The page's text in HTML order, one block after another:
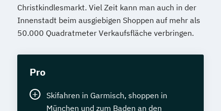
Christkindlesmarkt. Viel Zeit kann man auch in der
Innenstadt beim ausgiebigen Shoppen auf mehr als
50.000 Quadratmeter Verkaufsfläche verbringen.
Pro
Skifahren in Garmisch, shoppen in
München und zum Baden an den